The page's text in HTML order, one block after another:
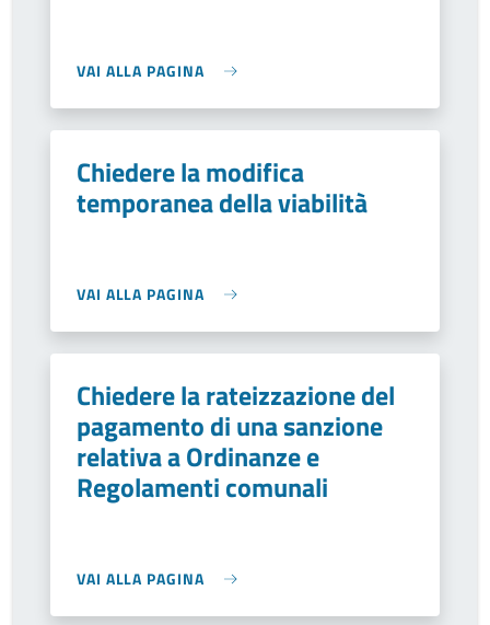
VAI ALLA PAGINA
Chiedere la modifica
temporanea della viabilità
VAI ALLA PAGINA
Chiedere la rateizzazione del
pagamento di una sanzione
relativa a Ordinanze e
Regolamenti comunali
VAI ALLA PAGINA